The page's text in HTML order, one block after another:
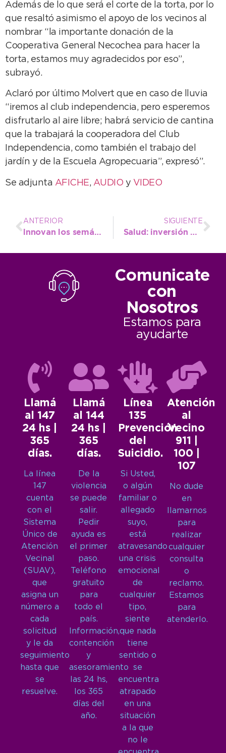
Además de lo que será el corte de la torta, por lo
que resaltó asimismo el apoyo de los vecinos al
nombrar “la importante donación de la
Cooperativa General Necochea para hacer la
torta, estamos muy agradecidos por eso”,
subrayó.
Aclaró por último Molvert que en caso de lluvia
“iremos al club independencia, pero esperemos
disfrutarlo al aire libre; habrá servicio de cantina
que la trabajará la cooperadora del Club
Independencia, como también el trabajo del
jardín y de la Escuela Agropecuaria”, expresó”.
Se adjunta AFICHE, AUDIO y VIDEO
ANTERIOR
Innovan los semáforos de Necochea con sistema LED
SIGUIENTE
Salud: inversión millonaria en el Interzonal de Mar del Plata beneficia a Necochea
Comunicate
con
Nosotros
Estamos para
ayudarte
Llamá
al 147
24 hs |
365
días.
La línea
147
cuenta
con el
Sistema
Único de
Atención
Vecinal
(SUAV),
que
asigna un
número a
cada
solicitud
y le da
seguimiento
hasta que
se
resuelve.
Llamá
al 144
24 hs |
365
días.
De la
violencia
se puede
salir.
Pedir
ayuda es
el primer
paso.
Teléfono
gratuito
para
todo el
país.
Información,
contención
y
asesoramiento
las 24 hs,
los 365
días del
año.
Línea
135
Prevención
del
Suicidio.
Si Usted,
o algún
familiar o
allegado
suyo,
está
atravesando
una crisis
emocional
de
cualquier
tipo,
siente
que nada
tiene
sentido o
se
encuentra
atrapado
en una
situación
a la que
no le
Atención
al
Vecino
911 |
100 |
107
No dude
en
llamarnos
para
realizar
cualquier
consulta
o
reclamo.
Estamos
para
atenderlo.